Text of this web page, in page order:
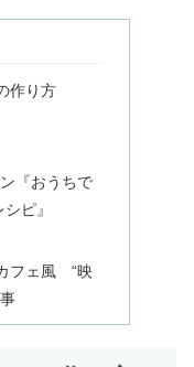
作り方
『おうちで
ピ』
フェ風 “映